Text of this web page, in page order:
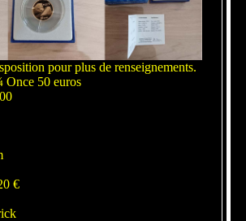
pour plus de renseignements.
Once 50 euros
€